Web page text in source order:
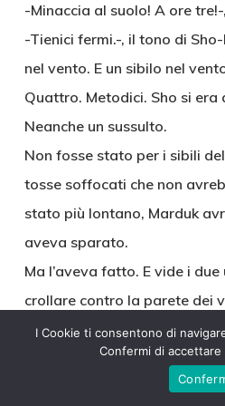
-Minaccia al suolo! A ore
-Tienici fermi.-, il tono di
nel vento. E un sibilo nel
Quattro. Metodici. Sho si era
Neanche un sussulto.
Non fosse stato per i sibili
tosse soffocati che non
stato più lontano, Marduk
aveva sparato.
Ma l’aveva fatto. E vide i
crollare contro la parete dei
Neutralizzati da colpi precisi
-Notevole…-, disse
I Cookie ti consentono di
Confermi di accettare